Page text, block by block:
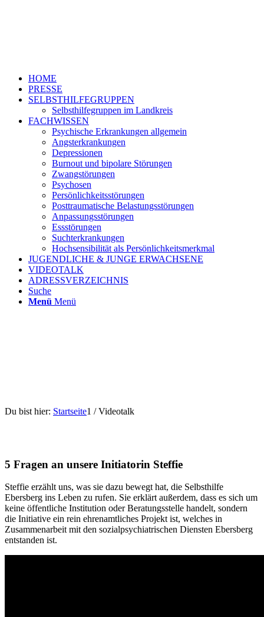
HOME
PRESSE
SELBSTHILFEGRUPPEN
Selbsthilfegruppen im Landkreis
FACHWISSEN
Psychische Erkrankungen allgemein
Angsterkrankungen
Depressionen
Burnout und bipolare Störungen
Zwangstörungen
Psychosen
Persönlichkeitsstörungen
Posttraumatische Belastungsstörungen
Anpassungsstörungen
Essstörungen
Suchterkrankungen
Hochsensibilität als Persönlichkeitsmerkmal
JUGENDLICHE & JUNGE ERWACHSENE
VIDEOTALK
ADRESSVERZEICHNIS
Suche
Menü Menü
Du bist hier: Startseite1 / Videotalk
5 Fragen an unsere Initiatorin Steffie
Steffie erzählt uns, was sie dazu bewegt hat, die Selbsthilfe
Ebersberg ins Leben zu rufen. Sie erklärt außerdem, dass es sich um
keine öffentliche Institution oder Beratungsstelle handelt, sondern
die Initiative ein rein ehrenamtliches Projekt ist, welches in
Zusammenarbeit mit den sozialpsychiatrischen Diensten Ebersberg
entstanden ist.